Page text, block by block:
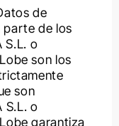
de
parte de los
S.L. o
son los
son
S.L. o
garantiza